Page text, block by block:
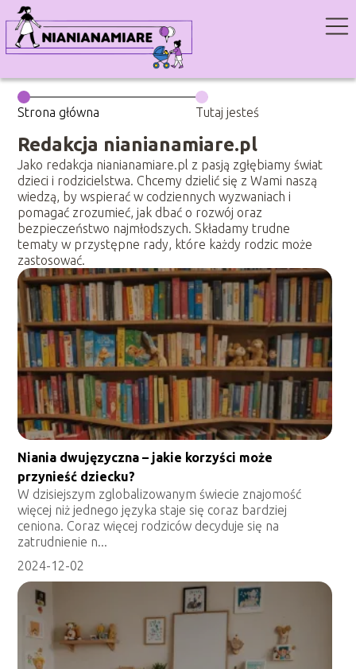
Strona główna Tutaj jesteś
Redakcja nianianamiare.pl
Jako redakcja nianianamiare.pl z pasją zgłębiamy świat
dzieci i rodzicielstwa. Chcemy dzielić się z Wami naszą
wiedzą, by wspierać w codziennych wyzwaniach i
pomagać zrozumieć, jak dbać o rozwój oraz
bezpieczeństwo najmłodszych. Składamy trudne
tematy w przystępne rady, które każdy rodzic może
zastosować.
Niania dwujęzyczna – jakie korzyści może
przynieść dziecku?
W dzisiejszym zglobalizowanym świecie znajomość
więcej niż jednego języka staje się coraz bardziej
ceniona. Coraz więcej rodziców decyduje się na
zatrudnienie n...
2024-12-02